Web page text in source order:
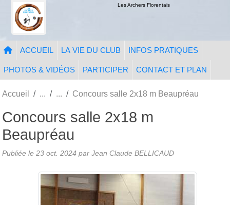
Les Archers Florentais
ACCUEIL LA VIE DU CLUB INFOS PRATIQUES
PHOTOS & VIDÉOS PARTICIPER CONTACT ET PLAN
Accueil Concours salle 2x18 m Beaupréau
Concours salle 2x18 m
Beaupréau
Publiée le 23 oct. 2024 par Jean Claude BELLICAUD
Panneau de gestion des cookies